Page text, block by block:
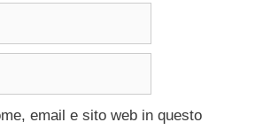
email e sito web in questo